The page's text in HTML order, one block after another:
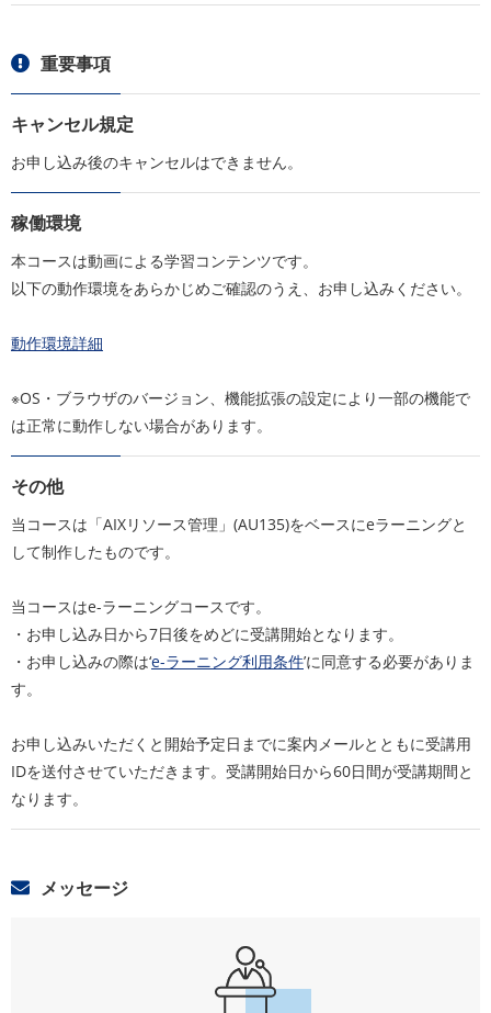
重要事項
キャンセル規定
お申し込み後のキャンセルはできません。
稼働環境
本コースは動画による学習コンテンツです。
以下の動作環境をあらかじめご確認のうえ、お申し込みください。
動作環境詳細
※OS・ブラウザのバージョン、機能拡張の設定により一部の機能で
は正常に動作しない場合があります。
その他
当コースは「AIXリソース管理」(AU135)をベースにeラーニングと
して制作したものです。
当コースはe-ラーニングコースです。
・お申し込み日から7日後をめどに受講開始となります。
・お申し込みの際は‘e-ラーニング利用条件’に同意する必要がありま
す。
お申し込みいただくと開始予定日までに案内メールとともに受講用
IDを送付させていただきます。受講開始日から60日間が受講期間と
なります。
メッセージ